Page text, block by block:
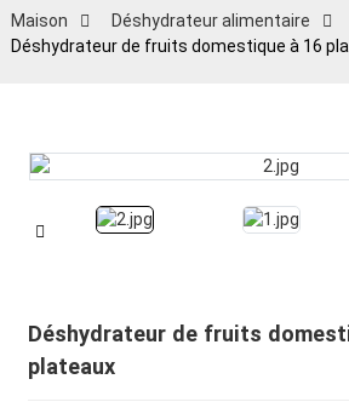
Maison Déshydrateur alimentaire
Déshydrateur de fruits domestique à 16
Déshydrateur de fruits
plateaux